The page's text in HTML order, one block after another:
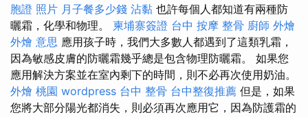
胞證 照片 月子餐多少錢 沾黏 也許每個人都知道有兩種防
曬霜，化學和物理。 柬埔寨簽證 台中 按摩 整骨 廚師 外燴
外燴 意思 應用孩子時，我們大多數人都遇到了這類乳霜，
因為敏感皮膚的防曬霜幾乎總是包含物理防曬霜。 如果您
應用解決方案並在室內剩下的時間，則不必再次使用奶油。
外燴 桃園 wordpress 台中 整骨 台中整復推薦 但是，如果
您將大部分陽光都消失，則必須再次應用它，因為防護霜的